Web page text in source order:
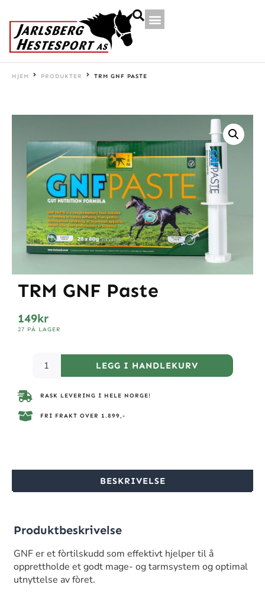
HJEM PRODUKTER TRM GNF PASTE
TRM GNF Paste
149kr
27 PÅ LAGER
LEGG I HANDLEKURV
RASK LEVERING I HELE NORGE!
FRI FRAKT OVER 1.899,-
BESKRIVELSE
Produktbeskrivelse
GNF er et fòrtilskudd som effektivt hjelper til å
opprettholde et godt mage- og tarmsystem og optimal
utnyttelse av fòret.